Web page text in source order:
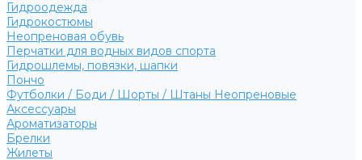
Гидроодежда
Гидрокостюмы
Неопреновая обувь
Перчатки для водных видов спорта
Гидрошлемы, повязки, шапки
Пончо
Футболки / Боди / Шорты / Штаны Неопреновые
Аксессуары
Ароматизаторы
Брелки
Жилеты